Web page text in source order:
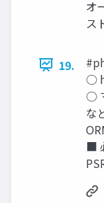
オ
ス
19.
○
○
な
■